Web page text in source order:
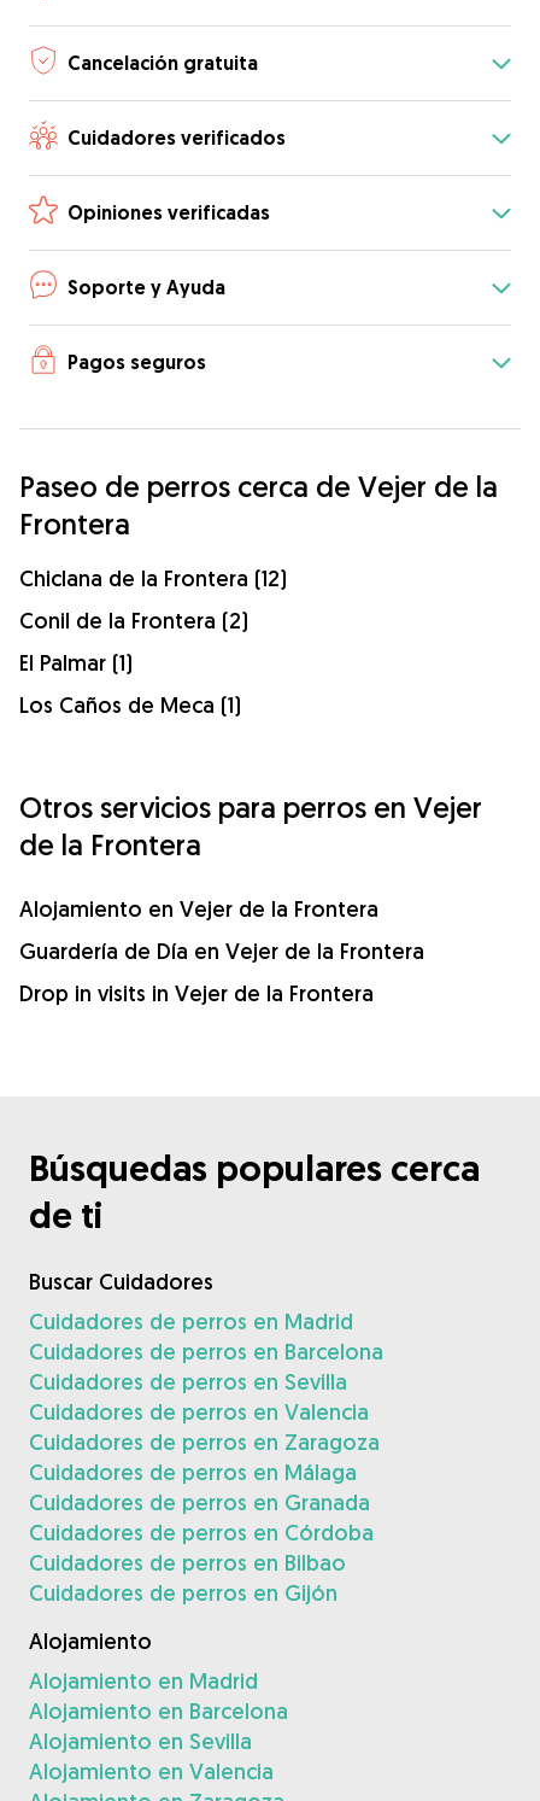
Cancelación gratuita
Cuidadores verificados
Opiniones verificadas
Soporte y Ayuda
Pagos seguros
Paseo de perros cerca de Vejer de la
Frontera
Chiclana de la Frontera (12)
Conil de la Frontera (2)
El Palmar (1)
Los Caños de Meca (1)
Otros servicios para perros en Vejer
de la Frontera
Alojamiento en Vejer de la Frontera
Guardería de Día en Vejer de la Frontera
Drop in visits in Vejer de la Frontera
Búsquedas populares cerca
de ti
Buscar Cuidadores
Cuidadores de perros en Madrid
Cuidadores de perros en Barcelona
Cuidadores de perros en Sevilla
Cuidadores de perros en Valencia
Cuidadores de perros en Zaragoza
Cuidadores de perros en Málaga
Cuidadores de perros en Granada
Cuidadores de perros en Córdoba
Cuidadores de perros en Bilbao
Cuidadores de perros en Gijón
Alojamiento
Alojamiento en Madrid
Alojamiento en Barcelona
Alojamiento en Sevilla
Alojamiento en Valencia